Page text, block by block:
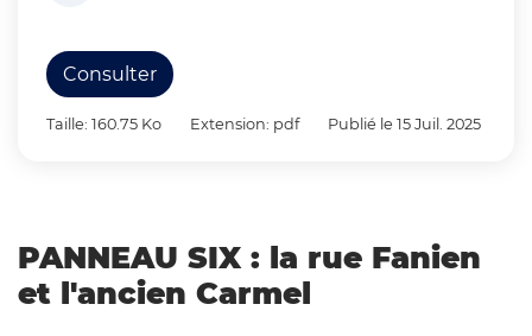
Consulter
Taille: 160.75 Ko Extension: pdf Publié le 15 Juil. 2025
PANNEAU SIX : la rue Fanien
et l'ancien Carmel